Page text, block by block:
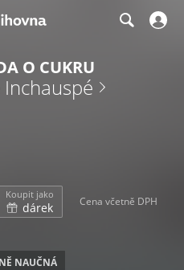
O CUKRU
Inchauspé
Koupit jako
dárek Cena včetně DPH
NAUČNÁ